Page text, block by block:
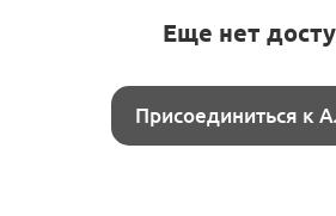
Еще нет
Присоединиться к